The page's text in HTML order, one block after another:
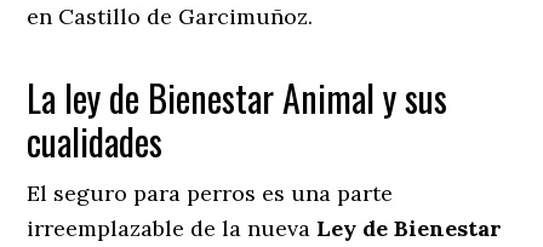
en Castillo de Garcimuñoz.
La ley de Bienestar Animal y sus
cualidades
El seguro para perros es una parte
irreemplazable de la nueva Ley de Bienestar